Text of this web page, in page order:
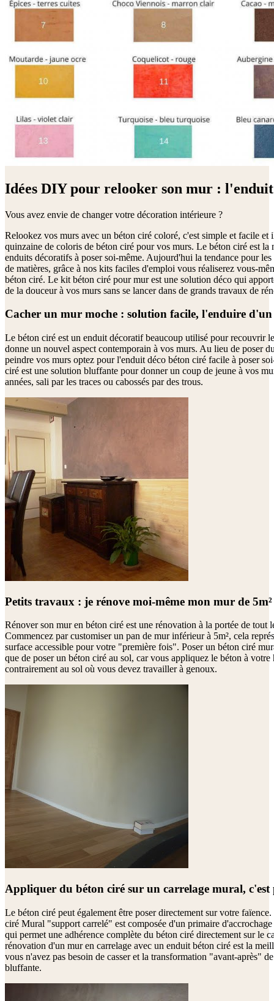
Idées DIY pour relooker son mur :
Vous avez envie de changer votre décoration intérieure ?
Relookez vos murs avec un béton ciré coloré, c'est simple et facile et
quinzaine de coloris de béton ciré pour vos murs. Le béton ciré est la
enduits décoratifs à poser soi-même. Aujourd'hui la tendance pour les
de matières, grâce à nos kits faciles d'emploi vous réaliserez vous-
béton ciré. Le kit béton ciré pour mur est une solution déco qui
de la douceur à vos murs sans se lancer dans de grands travaux de
Cacher un mur moche : solution facile, l'enduire
Le béton ciré est un enduit décoratif beaucoup utilisé pour recouvrir
donne un nouvel aspect contemporain à vos murs. Au lieu de poser
peindre vos murs optez pour l'enduit déco béton ciré facile à poser
ciré est une solution bluffante pour donner un coup de jeune à vos
années, sali par les traces ou cabossés par des trous.
Petits travaux : je rénove moi-même mon mur de
Rénover son mur en béton ciré est une rénovation à la portée de tout
Commencez par customiser un pan de mur inférieur à 5m², cela
surface accessible pour votre "première fois". Poser un béton ciré
que de poser un béton ciré au sol, car vous appliquez le béton à votre
contrairement au sol où vous devez travailler à genoux.
Appliquer du béton ciré sur un carrelage mural, c'est
Le béton ciré peut également être poser directement sur votre
ciré Mural "support carrelé" est composée d'un primaire d'accrochage
qui permet une adhérence complète du béton ciré directement sur le
rénovation d'un mur en carrelage avec un enduit béton ciré est la
vous n'avez pas besoin de casser et la transformation "avant-après"
bluffante.